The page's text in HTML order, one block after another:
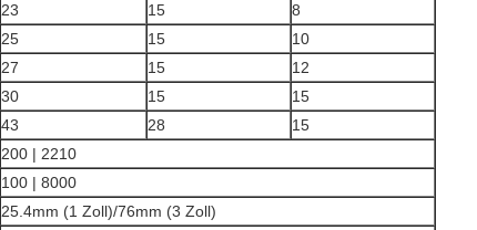
23
15
8
25
15
10
27
15
12
30
15
15
43
28
15
200 | 2210
100 | 8000
25.4mm (1 Zoll)/76mm (3 Zoll)